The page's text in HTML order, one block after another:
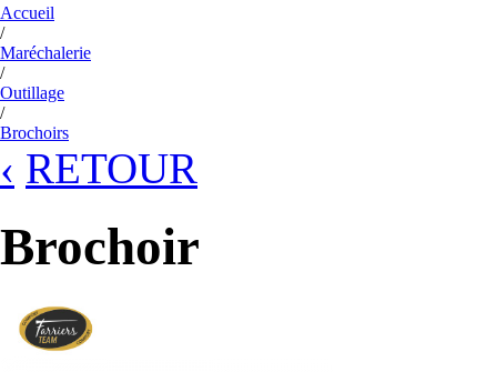
Accueil
/
Maréchalerie
/
Outillage
/
Brochoirs
‹ RETOUR
Brochoir